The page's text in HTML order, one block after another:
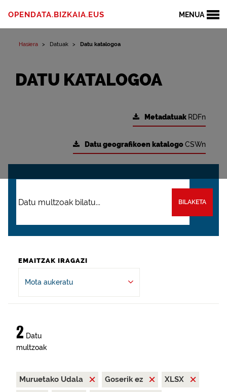
MENUA
OPENDATA.BIZKAIA.EUS
Hasiera Datuak Datu katalogoa
DATU KATALOGOA
Metadatuak RDFn
Datu geografikoen katalogoCSWn
BILAKETA
EMAITZAK IRAGAZI
Mota aukeratu
2 Datu
multzoak
Muruetako Udala Goserik ez
XLSX